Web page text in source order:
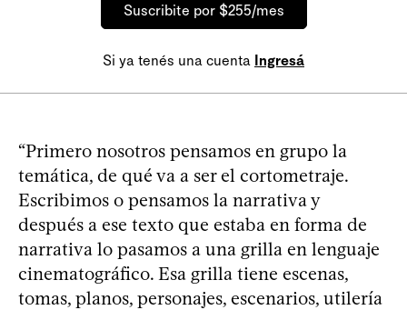
Suscribite por $255/mes
Si ya tenés una cuenta Ingresá
“Primero nosotros pensamos en grupo la
temática, de qué va a ser el cortometraje.
Escribimos o pensamos la narrativa y
después a ese texto que estaba en forma de
narrativa lo pasamos a una grilla en lenguaje
cinematográfico. Esa grilla tiene escenas,
tomas, planos, personajes, escenarios, utilería